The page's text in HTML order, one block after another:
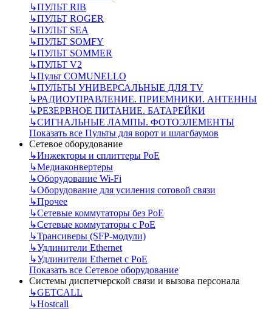
↳ПУЛЬТ RIB
↳ПУЛЬТ ROGER
↳ПУЛЬТ SEA
↳ПУЛЬТ SOMFY
↳ПУЛЬТ SOMMER
↳ПУЛЬТ V2
↳Пульт СOMUNELLO
↳ПУЛЬТЫ УНИВЕРСАЛЬНЫЕ ДЛЯ TV
↳РАДИОУПРАВЛЕНИЕ. ПРИЕМНИКИ. АНТЕННЫ
↳РЕЗЕРВНОЕ ПИТАНИЕ. БАТАРЕЙКИ
↳СИГНАЛЬНЫЕ ЛАМПЫ. ФОТОЭЛЕМЕНТЫ
Показать все Пульты для ворот и шлагбаумов
Сетевое оборудование
↳Инжекторы и сплиттеры РоЕ
↳Медиаконвертеры
↳Оборудование Wi-Fi
↳Оборудование для усиления сотовой связи
↳Прочее
↳Сетевые коммутаторы без РоЕ
↳Сетевые коммутаторы с РоЕ
↳Трансиверы (SFP-модули)
↳Удлинители Ethernet
↳Удлинители Ethernet с PoE
Показать все Сетевое оборудование
Системы диспетчерской связи и вызова персонала
↳GETCALL
↳Hostcall